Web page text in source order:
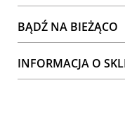
BĄDŹ NA BIEŻĄCO
INFORMACJA O